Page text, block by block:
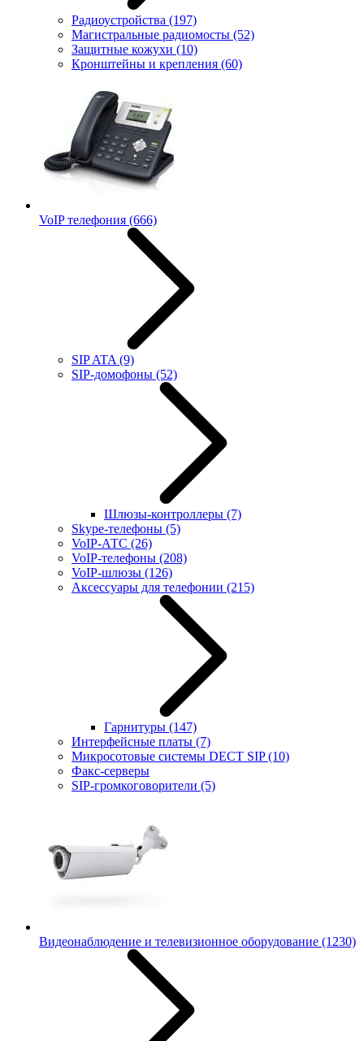
Радиоустройства (197)
Магистральные радиомосты (52)
Защитные кожухи (10)
Кронштейны и крепления (60)
VoIP телефония (666)
SIP ATA (9)
SIP-домофоны (52)
Шлюзы-контроллеры (7)
Skype-телефоны (5)
VoIP-АТС (26)
VoIP-телефоны (208)
VoIP-шлюзы (126)
Аксессуары для телефонии (215)
Гарнитуры (147)
Интерфейсные платы (7)
Микросотовые системы DECT SIP(10)
Факс-серверы
SIP-громкоговорители (5)
Видеонаблюдение и телевизионное оборудование (1230)